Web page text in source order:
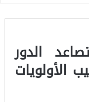
3.0.. تصاعد الدور
الأولويات